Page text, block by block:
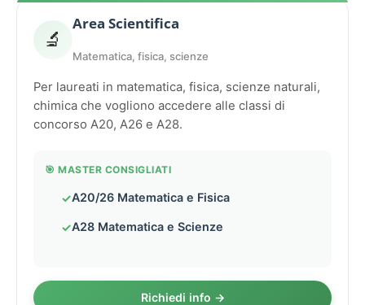
🔬
Area Scientifica
Matematica, fisica, scienze
Per laureati in matematica, fisica, scienze naturali,
chimica che vogliono accedere alle classi di
concorso A20, A26 e A28.
🎯 MASTER CONSIGLIATI
A20/26 Matematica e Fisica
A28 Matematica e Scienze
Richiedi info →